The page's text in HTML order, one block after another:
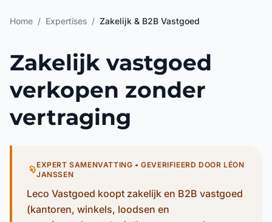
Zakelijk vastgoed
verkopen zonder
vertraging
JANSSEN
(kantoren, winkels, loodsen en
transformatiepanden) direct aan met eigen